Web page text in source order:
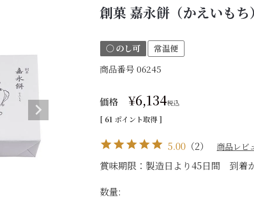
入り
入り
こし・つぶ1個ずつ
詰合せ16個入
こし・つぶ各8個
【かす紙包み】贈答・薄皮饅頭
全商品一覧
返し
お返し
出産祝い
その他のお祝い
法事・法要
3,000円台
検
創菓 嘉永餅（かえいも
〇 のし可 常温便
商品番号 06245
価格 ¥6,134税込
[ 61 ポイント取得 ]
5.00 （2） 商品レビ
賞味期限：製造日より45日間 到着